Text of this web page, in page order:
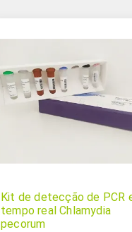
Kit de detecção de PCR
tempo real Chlamydia
pecorum